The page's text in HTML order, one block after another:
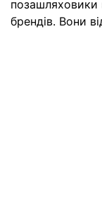
позашляховики
брендів. Вони